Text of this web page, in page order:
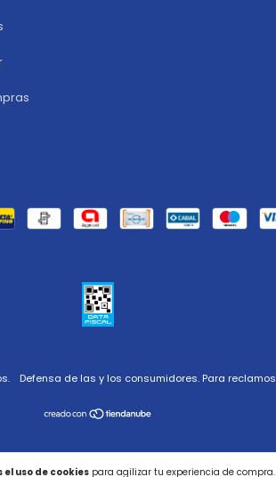
uso de cookiespara agilizar tu experiencia de compra.
Defensa de las y los consumidores. Para reclamos